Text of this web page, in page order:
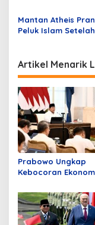
Mantan Atheis
Peluk Islam Setelah
Artikel Menarik
Prabowo Ungkap
Kebocoran
Dibiarkan,
Nasib Bangsa Kita!